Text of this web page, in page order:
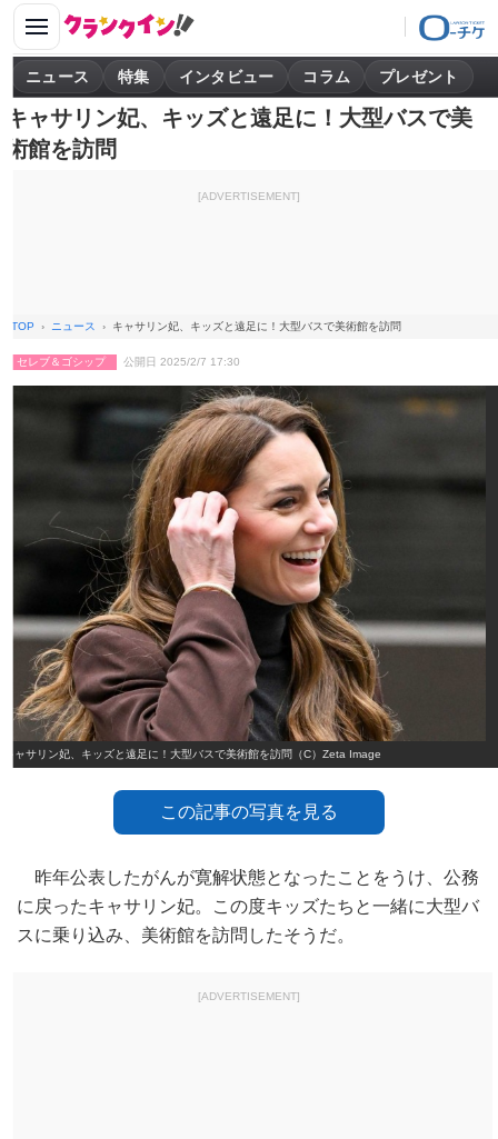
ニュース 特集 インタビュー コラム プレゼント
キャサリン妃、キッズと遠足に！大型バスで美
術館を訪問
[ADVERTISEMENT]
TOP ニュース キャサリン妃、キッズと遠足に！大型バスで美術館を訪問
セレブ＆ゴシップ 公開日 2025/2/7 17:30
キャサリン妃、キッズと遠足に！大型バスで美術館を訪問（C）Zeta Image
この記事の写真を見る
昨年公表したがんが寛解状態となったことをうけ、公務
に戻ったキャサリン妃。この度キッズたちと一緒に大型バ
スに乗り込み、美術館を訪問したそうだ。
[ADVERTISEMENT]